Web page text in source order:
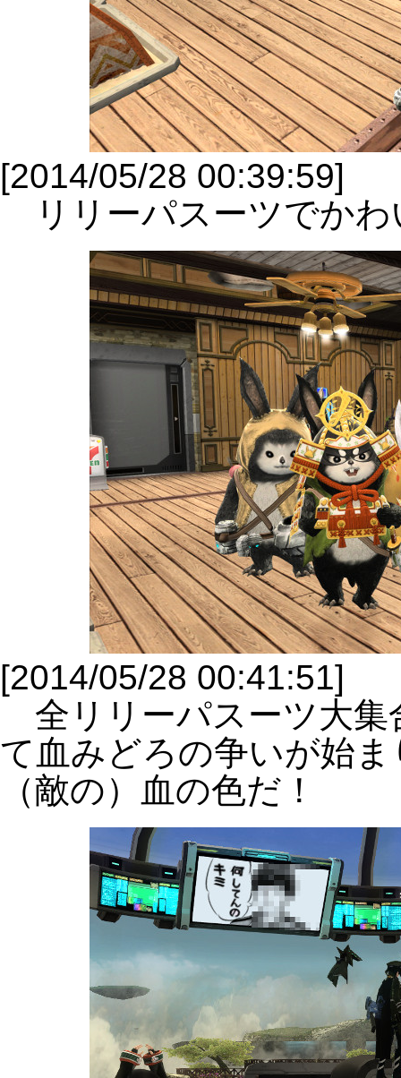
[2014/05/28 00:39:59]
リリーパスーツでかわ
[2014/05/28 00:41:51]
全リリーパスーツ大
て血みどろの争いが始
（敵の）血の色だ！